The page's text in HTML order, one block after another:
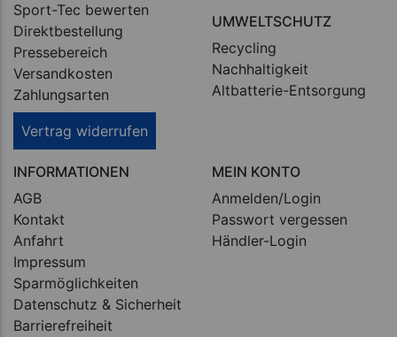
Sport-Tec bewerten
Direktbestellung
Pressebereich
Versandkosten
Zahlungsarten
Vertrag widerrufen
UMWELTSCHUTZ
Recycling
Nachhaltigkeit
Altbatterie-Entsorgung
INFORMATIONEN
AGB
Kontakt
Anfahrt
Impressum
Sparmöglichkeiten
Datenschutz & Sicherheit
Barrierefreiheit
MEIN KONTO
Anmelden/Login
Passwort vergessen
Händler-Login